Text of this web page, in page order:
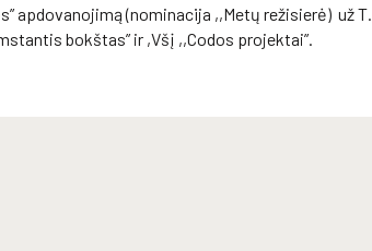
apdovanojimą (nominacija ,,Metų režisierė) už T.
bokštas” ir ,Všį ,,Codos projektai”.